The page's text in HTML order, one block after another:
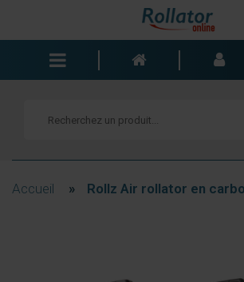
Fauteuils roulants
Accueil » Rollz Air rollator en